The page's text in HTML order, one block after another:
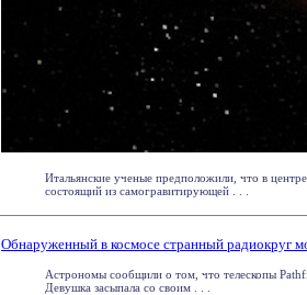
Итальянские ученые предположили, что в
состоящий из самогравитирующей . . .
Обнаруженный в космосе странный радиокруг
Астрономы сообщили о том, что телескопы
Девушка засыпала со своим . . .